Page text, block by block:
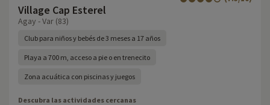
Village Cap Esterel
Agay - Var (83)
Club para niños y bebés de 3 meses a 17 años
Playa a 700 m, acceso a pie o en trenecito
Zona acuática con piscinas y juegos
Descubra las actividades cercanas